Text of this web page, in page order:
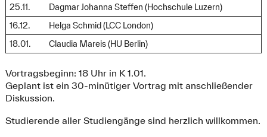
25.11.
Dagmar Johanna Steffen (Hochschule Luzern)
16.12.
Helga Schmid (LCC London)
18.01.
Claudia Mareis (HU Berlin)
Vortragsbeginn: 18 Uhr in K 1.01.
Geplant ist ein 30-minütiger Vortrag mit anschließender
Diskussion.
Studierende aller Studiengänge sind herzlich willkommen.